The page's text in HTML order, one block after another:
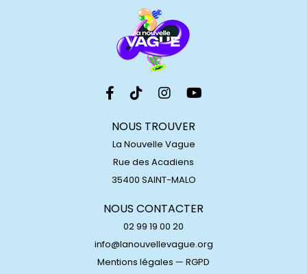
NOUS TROUVER
La Nouvelle Vague
Rue des Acadiens
35400 SAINT-MALO
NOUS CONTACTER
02 99 19 00 20
info@lanouvellevague.org
Mentions légales — RGPD